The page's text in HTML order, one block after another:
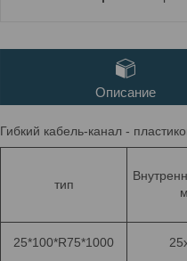
Описание
Гибкий кабель-канал -
тип
25*100*R75*1000